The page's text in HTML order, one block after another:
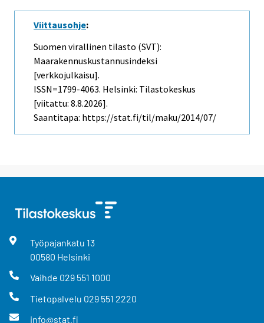
Viittausohje:
Suomen virallinen tilasto (SVT):
Maarakennuskustannusindeksi
[verkkojulkaisu].
ISSN=1799-4063. Helsinki: Tilastokeskus
[viitattu: 8.8.2026].
Saantitapa: https://stat.fi/til/maku/2014/07/
Työpajankatu 13
00580 Helsinki
Vaihde 029 551 1000
Tietopalvelu 029 551 2220
info@stat.fi